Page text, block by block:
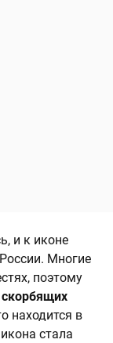
и к иконе
Многие
поэтому
скорбящих
находится в
стала